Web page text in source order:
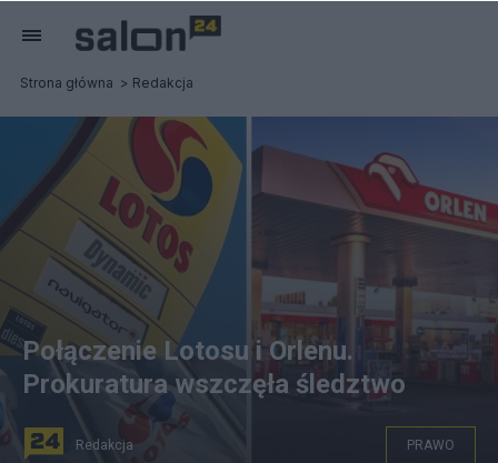
Strona główna Redakcja
Połączenie Lotosu i Orlenu.
Prokuratura wszczęła śledztwo
Redakcja PRAWO